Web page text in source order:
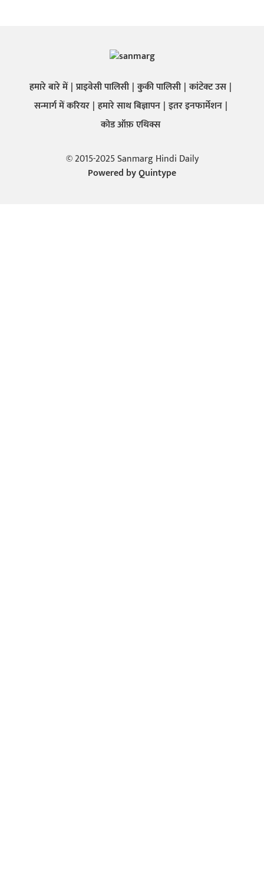
हमारे बारे में प्राइवेसी पालिसी कुकी पालिसी कांटेक्ट उस
सन्मार्ग में करियर हमारे साथ बिज्ञापन इतर इनफार्मेशन
कोड ऑफ़ एथिक्स
© 2015-2025 Sanmarg Hindi Daily
Powered byQuintype